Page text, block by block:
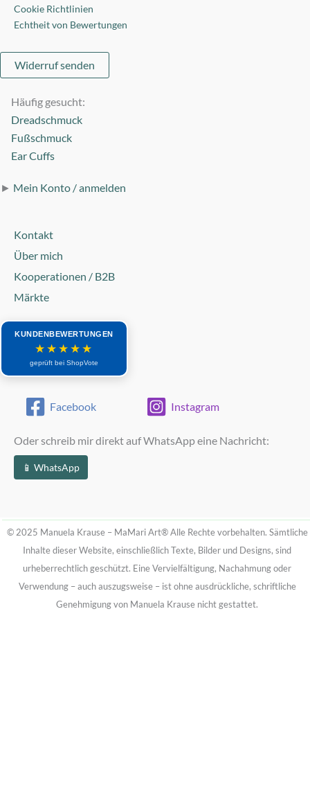
Cookie Richtlinien
Echtheit von Bewertungen
Widerruf senden
Häufig gesucht:
Dreadschmuck
Fußschmuck
Ear Cuffs
► Mein Konto / anmelden
Kontakt
Über mich
Kooperationen / B2B
Märkte
KUNDENBEWERTUNGEN
★★★★★
geprüft bei ShopVote
Facebook Instagram
Oder schreib mir direkt auf WhatsApp eine Nachricht:
📱 WhatsApp
© 2025 Manuela Krause – MaMari Art®Alle Rechte vorbehalten. Sämtliche
Inhalte dieser Website, einschließlich Texte, Bilder und Designs, sind
urheberrechtlich geschützt. Eine Vervielfältigung, Nachahmung oder
Verwendung – auch auszugsweise – ist ohne ausdrückliche, schriftliche
Genehmigung von Manuela Krause nicht gestattet.